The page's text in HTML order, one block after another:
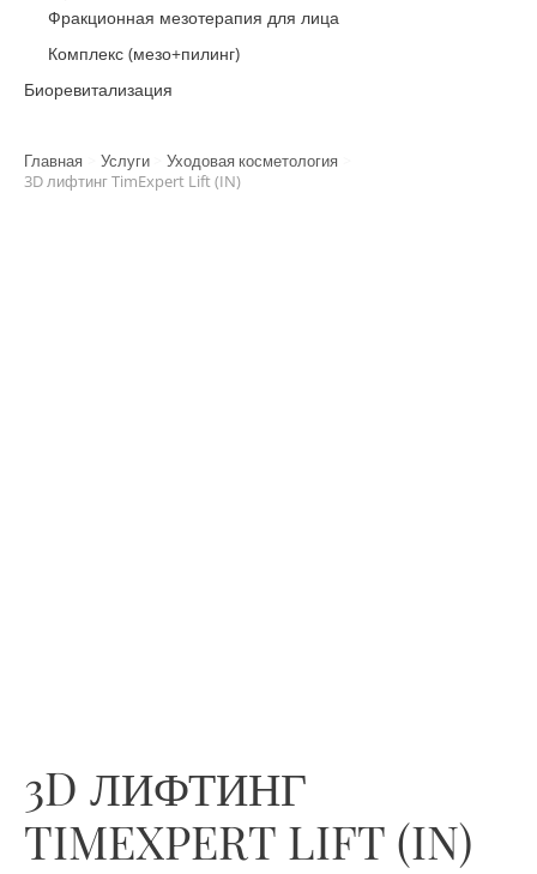
Фракционная мезотерапия для лица
Комплекс (мезо+пилинг)
Биоревитализация
Главная Услуги
Уходовая косметология
3D лифтинг TimExpert Lift (IN)
3D ЛИФТИНГ
TIMEXPERT LIFT (IN)